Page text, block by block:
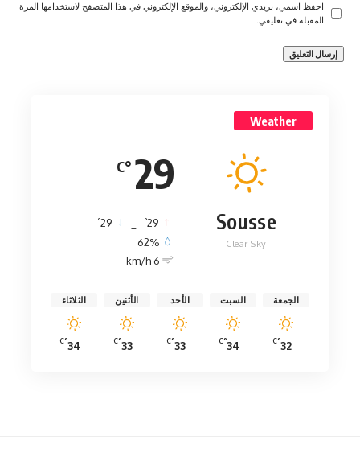
احفظ اسمي، بريدي الإلكتروني، والموقع الإلكتروني في هذا المتصفح لاستخدامها المرة
المقبلة في تعليقي.
Weather
29
°C
Sousse
Clear Sky
29
°
29
°
62%
6 km/h
الجمعة
32
°C
السبت
34
°C
الأحد
33
°C
الأثنين
33
°C
الثلاثاء
34
°C